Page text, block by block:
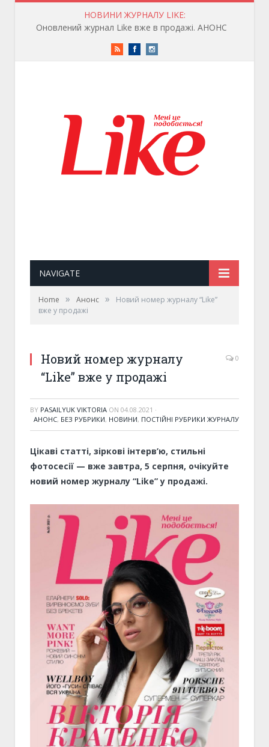
НОВИНИ ЖУРНАЛУ LIKE:
Оновлений журнал Like вже в продажі. АНОНС
RSS FacebookInstagram
NAVIGATE
Home » Анонс »
Новий номер журналу “Like”
вже у продажі
Новий номер журналу
“Like” вже у продажі
0
BY PASAILYUK VIKTORIA ON 04.08.2021 ·
АНОНС, БЕЗ РУБРИКИ, НОВИНИ, ПОСТІЙНІ РУБРИКИ ЖУРНАЛУ
Цікаві статті, зіркові інтерв’ю, стильні
фотосесії — вже завтра, 5 серпня, очікуйте
новий номер журналу “Like” у продажі.